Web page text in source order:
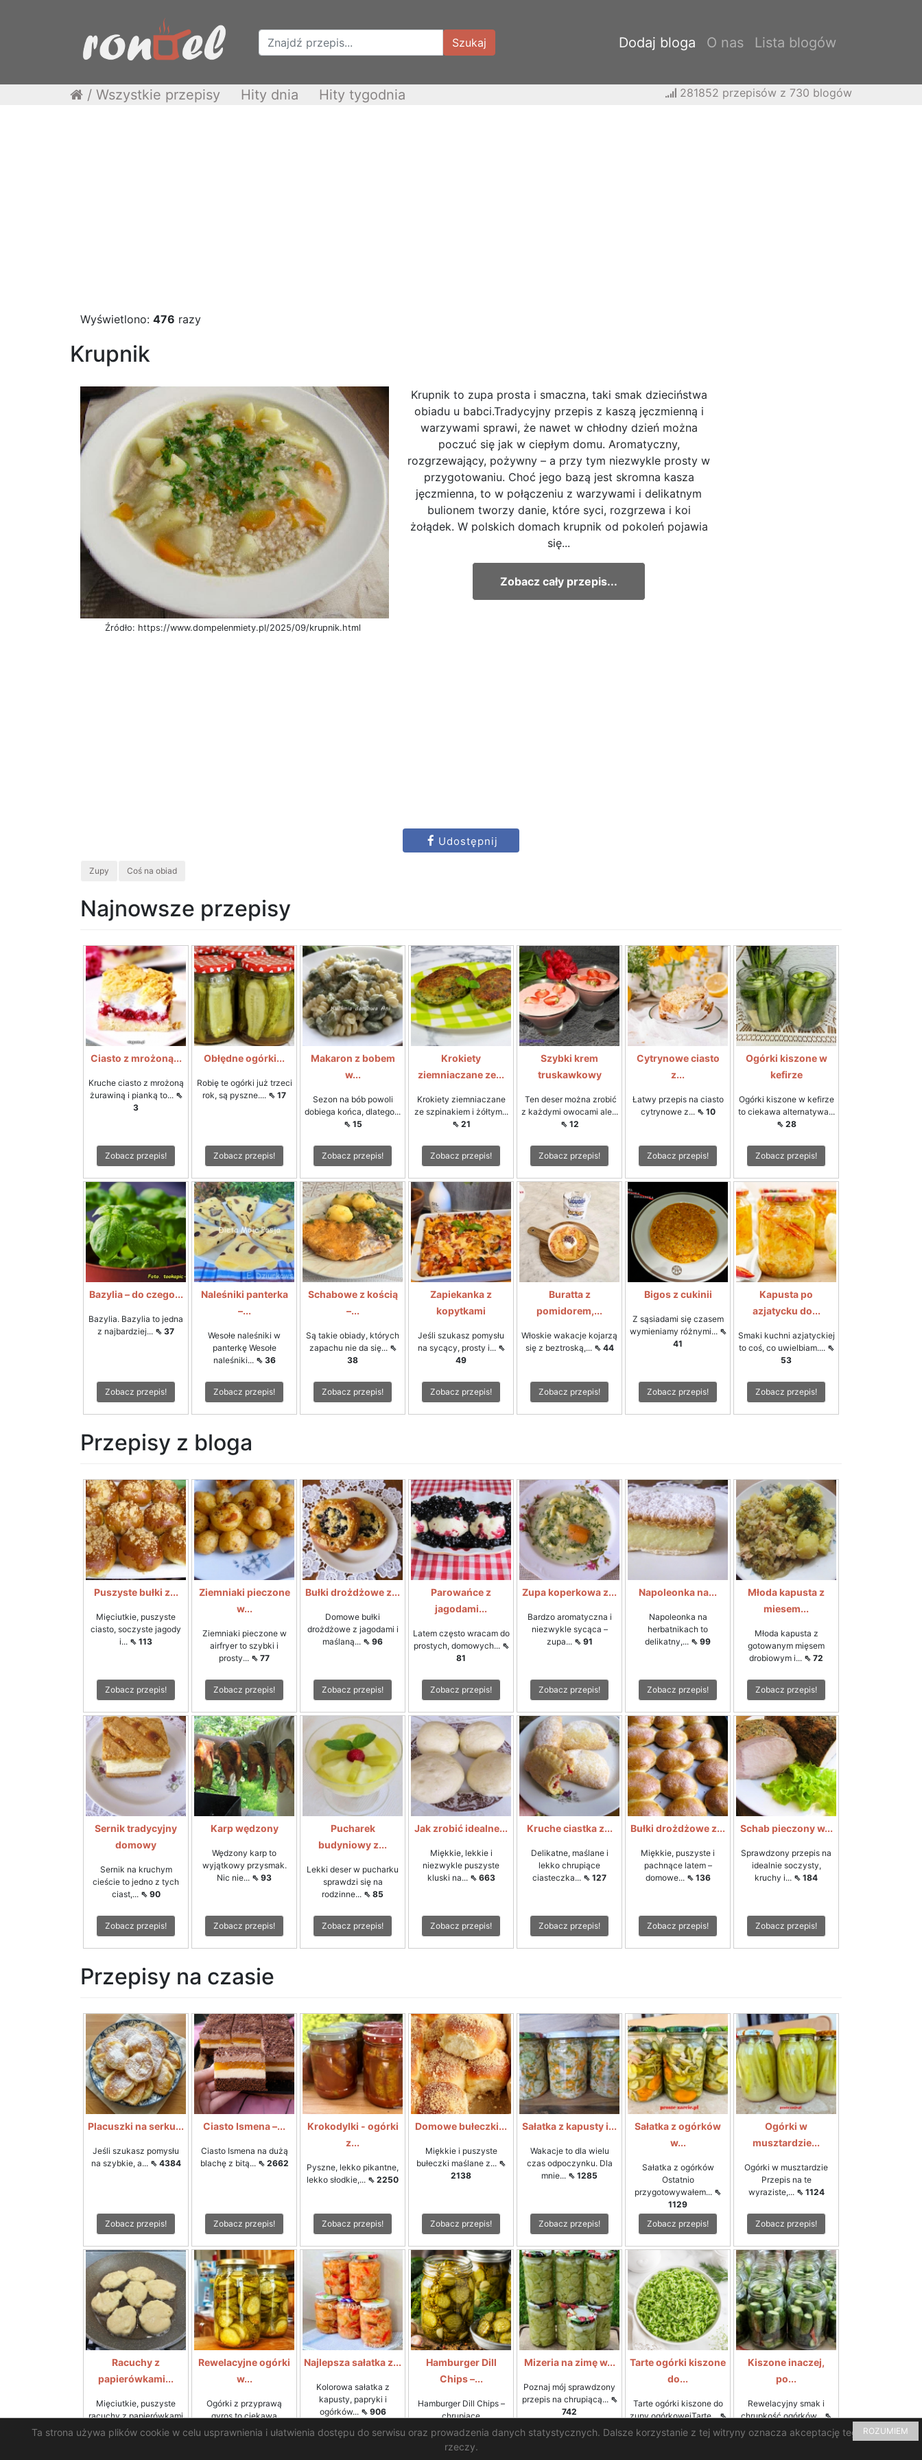
Szukaj Dodaj bloga O nas Lista blogów
/ Wszystkie przepisy Hity dnia Hity tygodnia 281852 przepisów z 730 blogów
Wyświetlono: 476 razy
Krupnik
Źródło: https://www.dompelenmiety.pl/2025/09/krupnik.html
Krupnik to zupa prosta i smaczna, taki smak dzieciństwa
obiadu u babci.Tradycyjny przepis z kaszą jęczmienną i
warzywami sprawi, że nawet w chłodny dzień można
poczuć się jak w ciepłym domu. Aromatyczny,
rozgrzewający, pożywny – a przy tym niezwykle prosty w
przygotowaniu. Choć jego bazą jest skromna kasza
jęczmienna, to w połączeniu z warzywami i delikatnym
bulionem tworzy danie, które syci, rozgrzewa i koi
żołądek. W polskich domach krupnik od pokoleń pojawia
się...
Zobacz cały przepis...
Udostępnij
Zupy Coś na obiad
Najnowsze przepisy
Ciasto z mrożoną...
Kruche ciasto z mrożoną
żurawiną i pianką to... ⇖
3
Zobacz przepis!
Obłędne ogórki...
Robię te ogórki już trzeci
rok, są pyszne.... ⇖ 17
Zobacz przepis!
Makaron z bobem
w...
Sezon na bób powoli
dobiega końca, dlatego...
⇖ 15
Zobacz przepis!
Krokiety
ziemniaczane ze...
Krokiety ziemniaczane
ze szpinakiem i żółtym...
⇖ 21
Zobacz przepis!
Szybki krem
truskawkowy
Ten deser można zrobić
z każdymi owocami ale...
⇖ 12
Zobacz przepis!
Cytrynowe ciasto
z...
Łatwy przepis na ciasto
cytrynowe z... ⇖ 10
Zobacz przepis!
Ogórki kiszone w
kefirze
Ogórki kiszone w kefirze
to ciekawa alternatywa...
⇖ 28
Zobacz przepis!
Bazylia – do czego...
Bazylia. Bazylia to jedna
z najbardziej... ⇖ 37
Zobacz przepis!
Naleśniki panterka
–...
Wesołe naleśniki w
panterkę Wesołe
naleśniki... ⇖ 36
Zobacz przepis!
Schabowe z kością
–...
Są takie obiady, których
zapachu nie da się... ⇖
38
Zobacz przepis!
Zapiekanka z
kopytkami
Jeśli szukasz pomysłu
na sycący, prosty i... ⇖
49
Zobacz przepis!
Buratta z
pomidorem,...
Włoskie wakacje kojarzą
się z beztroską,... ⇖ 44
Zobacz przepis!
Bigos z cukinii
Z sąsiadami się czasem
wymieniamy różnymi... ⇖
41
Zobacz przepis!
Kapusta po
azjatycku do...
Smaki kuchni azjatyckiej
to coś, co uwielbiam.... ⇖
53
Zobacz przepis!
Przepisy z bloga
Puszyste bułki z...
Mięciutkie, puszyste
ciasto, soczyste jagody
i... ⇖ 113
Zobacz przepis!
Ziemniaki pieczone
w...
Ziemniaki pieczone w
airfryer to szybki i
prosty... ⇖ 77
Zobacz przepis!
Bułki drożdżowe z...
Domowe bułki
drożdżowe z jagodami i
maślaną... ⇖ 96
Zobacz przepis!
Parowańce z
jagodami...
Latem często wracam do
prostych, domowych... ⇖
81
Zobacz przepis!
Zupa koperkowa z...
Bardzo aromatyczna i
niezwykle sycąca –
zupa... ⇖ 91
Zobacz przepis!
Napoleonka na...
Napoleonka na
herbatnikach to
delikatny,... ⇖ 99
Zobacz przepis!
Młoda kapusta z
miesem...
Młoda kapusta z
gotowanym mięsem
drobiowym i... ⇖ 72
Zobacz przepis!
Sernik tradycyjny
domowy
Sernik na kruchym
cieście to jedno z tych
ciast,... ⇖ 90
Zobacz przepis!
Karp wędzony
Wędzony karp to
wyjątkowy przysmak.
Nic nie... ⇖ 93
Zobacz przepis!
Pucharek
budyniowy z...
Lekki deser w pucharku
sprawdzi się na
rodzinne... ⇖ 85
Zobacz przepis!
Jak zrobić idealne...
Miękkie, lekkie i
niezwykle puszyste
kluski na... ⇖ 663
Zobacz przepis!
Kruche ciastka z...
Delikatne, maślane i
lekko chrupiące
ciasteczka... ⇖ 127
Zobacz przepis!
Bułki drożdżowe z...
Miękkie, puszyste i
pachnące latem –
domowe... ⇖ 136
Zobacz przepis!
Schab pieczony w...
Sprawdzony przepis na
idealnie soczysty,
kruchy i... ⇖ 184
Zobacz przepis!
Przepisy na czasie
Placuszki na serku...
Jeśli szukasz pomysłu
na szybkie, a... ⇖ 4384
Zobacz przepis!
Ciasto Ismena –...
Ciasto Ismena na dużą
blachę z bitą... ⇖ 2662
Zobacz przepis!
Krokodylki - ogórki
z...
Pyszne, lekko pikantne,
lekko słodkie,... ⇖ 2250
Zobacz przepis!
Domowe bułeczki...
Miękkie i puszyste
bułeczki maślane z... ⇖
2138
Zobacz przepis!
Sałatka z kapusty i...
Wakacje to dla wielu
czas odpoczynku. Dla
mnie... ⇖ 1285
Zobacz przepis!
Sałatka z ogórków
w...
Sałatka z ogórków
Ostatnio
przygotowywałem... ⇖
1129
Zobacz przepis!
Ogórki w
musztardzie...
Ogórki w musztardzie
Przepis na te
wyraziste,... ⇖ 1124
Zobacz przepis!
Racuchy z
papierówkami...
Mięciutkie, puszyste
racuchy z papierówkami
to...⇖ 1096
Rewelacyjne ogórki
w...
Ogórki z przyprawą
gyros to ciekawa
alternatywa...⇖ 1055
Najlepsza sałatka z...
Kolorowa sałatka z
kapusty, papryki i
ogórków... ⇖ 906
Hamburger Dill
Chips –...
Hamburger Dill Chips –
chrupiące
amerykańskie... ⇖ 747
Mizeria na zimę w...
Poznaj mój sprawdzony
przepis na chrupiącą... ⇖
742
Tarte ogórki kiszone
do...
Tarte ogórki kiszone do
zupy ogórkowejTarte...⇖
697
Kiszone inaczej,
po...
Rewelacyjny smak i
chrupkość ogórków...⇖
689
Ta strona używa plików cookie w celu usprawnienia i ułatwienia dostępu do serwisu oraz prowadzenia danych statystycznych. Dalsze korzystanie z tej witryny oznacza akceptację tego stanu
rzeczy.
ROZUMIEM